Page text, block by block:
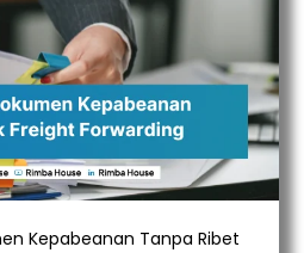
Kepabeanan Tanpa Ribet